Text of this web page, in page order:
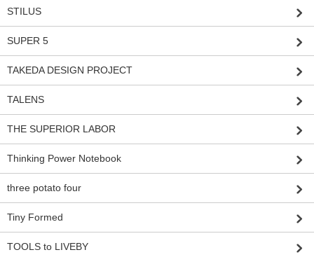
STILUS
SUPER 5
TAKEDA DESIGN PROJECT
TALENS
THE SUPERIOR LABOR
Thinking Power Notebook
three potato four
Tiny Formed
TOOLS to LIVEBY